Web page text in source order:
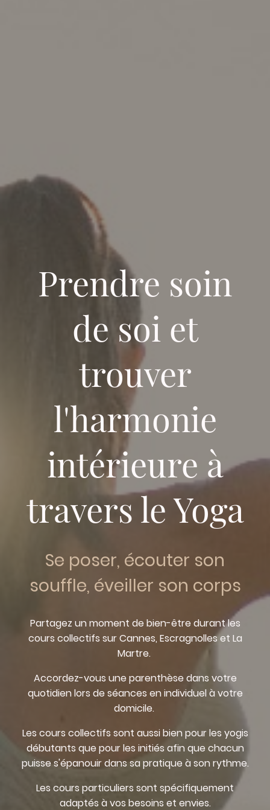
Prendre soin
de soi et
trouver
l'harmonie
intérieure à
travers le Yoga
Se poser, écouter son
souffle, éveiller son corps
Partagez un moment de bien-être durant les
cours collectifs sur Cannes, Escragnolles et La
Martre.
Accordez-vous une parenthèse dans votre
quotidien lors de séances en individuel à votre
domicile.
Les cours collectifs sont aussi bien pour les yogis
débutants que pour les initiés afin que chacun
puisse s'épanouir dans sa pratique à son rythme.
Les cours particuliers sont spécifiquement
adaptés à vos besoins et envies.